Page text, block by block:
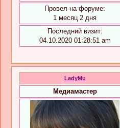
Провел на форуме:
1 месяц 2 дня
Последний визит:
04.10.2020 01:28:51 am
LadyMu
Медиамастер